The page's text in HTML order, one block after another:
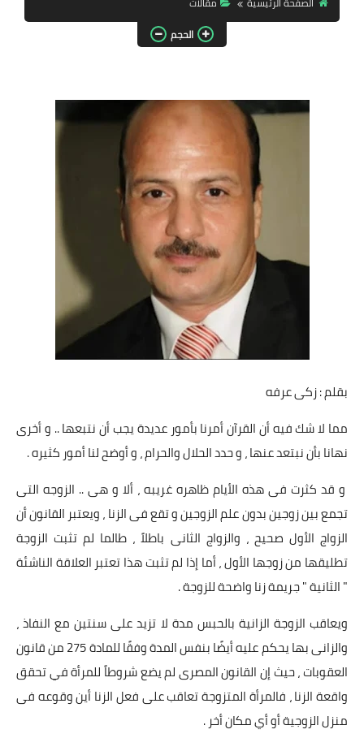
مقالات واراء
القاهرة
القليوبية
الجيزة
الاسكندرية
الدقهلية
سوهاج
أسيوط
شمال سيناء
أخبار الفن
البوابة التعليمية
المزيد
المرأة والطفل
حكاية صورة
ثقافة
الحجم
بقلم : زكى عرفه
مما لا شك فيه أن القرآن أمرنا بأمور عديدة يجب أن نتبعها .. و أخرى
نهانا بأن نبتعد عنها ، و حدد الحلال والحرام ، و أوضح لنا أمور كثيره .
و قد كثرت فى هذه الأيام ظاهره غريبه ، ألا و هى .. الزوجه التى
تجمع بين زوجين بدون علم الزوجين و تقع فى الزنا ، ويعتبر القانون أن
الزواج الأول صحيح ، والزواج الثانى باطلاً ، طالما لم تثبت الزوجة
تطليقها من زوجها الأول ، أما إذا لم تثبت هذا تعتبر العلاقة الناشئة
" الثانية " جريمة زنا واضحة للزوجة .
ويعاقب الزوجة الزانية بالحبس مدة لا تزيد على سنتين مع النفاذ ،
والزانى بها يحكم عليه أيضًا بنفس المدة وفقًا للمادة 275 من قانون
العقوبات ، حيث إن القانون المصرى لم يضع شروطاً للمرأة في تحقق
واقعة الزنا ، فالمرأة المتزوجة تعاقب على فعل الزنا أين وقوعه فى
منزل الزوجية أو أي مكان أخر .